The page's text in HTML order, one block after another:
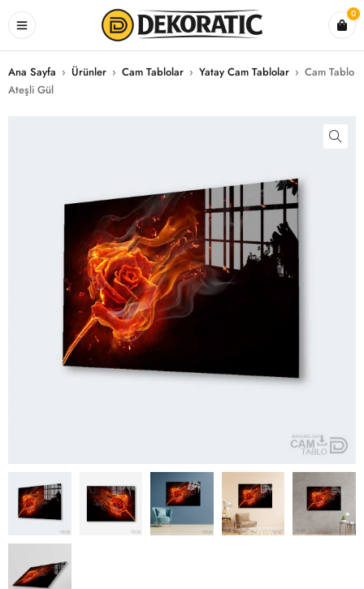
0
Ana Sayfa › Ürünler › Cam Tablolar › Yatay Cam Tablolar › Cam Tablo
Ateşli Gül